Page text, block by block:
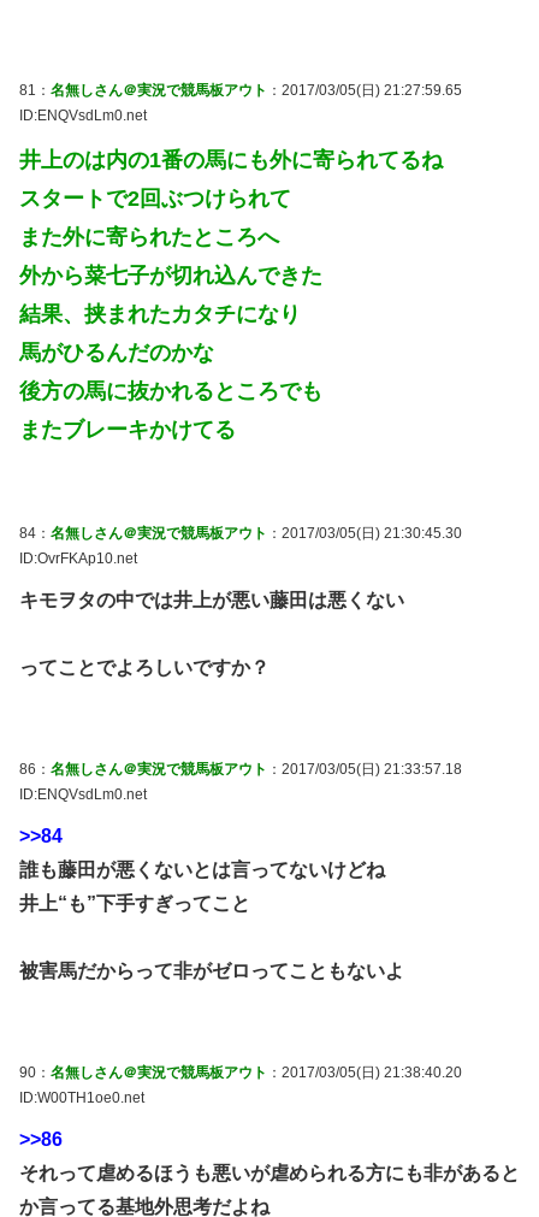
81： 名無しさん＠実況で競馬板アウト ：2017/03/05(日) 21:27:59.65
ID:ENQVsdLm0.net
井上のは内の1番の馬にも外に寄られてるね
スタートで2回ぶつけられて
また外に寄られたところへ
外から菜七子が切れ込んできた
結果、挟まれたカタチになり
馬がひるんだのかな
後方の馬に抜かれるところでも
またブレーキかけてる
84： 名無しさん＠実況で競馬板アウト ：2017/03/05(日) 21:30:45.30
ID:OvrFKAp10.net
キモヲタの中では井上が悪い藤田は悪くない
ってことでよろしいですか？
86： 名無しさん＠実況で競馬板アウト ：2017/03/05(日) 21:33:57.18
ID:ENQVsdLm0.net
>>84
誰も藤田が悪くないとは言ってないけどね
井上“も”下手すぎってこと
被害馬だからって非がゼロってこともないよ
90： 名無しさん＠実況で競馬板アウト ：2017/03/05(日) 21:38:40.20
ID:W00TH1oe0.net
>>86
それって虐めるほうも悪いが虐められる方にも非があると
か言ってる基地外思考だよね